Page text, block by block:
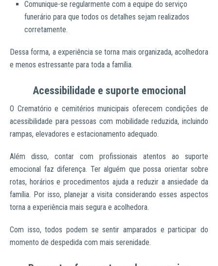
Comunique-se regularmente com a equipe do serviço
funerário para que todos os detalhes sejam realizados
corretamente.
Dessa forma, a experiência se torna mais organizada, acolhedora
e menos estressante para toda a família.
Acessibilidade e suporte emocional
O Crematório e cemitérios municipais oferecem condições de
acessibilidade para pessoas com mobilidade reduzida, incluindo
rampas, elevadores e estacionamento adequado.
Além disso, contar com profissionais atentos ao suporte
emocional faz diferença. Ter alguém que possa orientar sobre
rotas, horários e procedimentos ajuda a reduzir a ansiedade da
família. Por isso, planejar a visita considerando esses aspectos
torna a experiência mais segura e acolhedora.
Com isso, todos podem se sentir amparados e participar do
momento de despedida com mais serenidade.